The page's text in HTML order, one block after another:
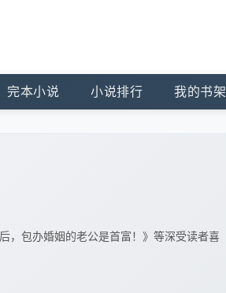
完本小说 小说排行 我的书架
，包办婚姻的老公是首富！》等深受读者喜